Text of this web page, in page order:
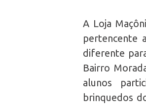
A Loja
pertencente
diferente
Bairro
alunos
brinquedos